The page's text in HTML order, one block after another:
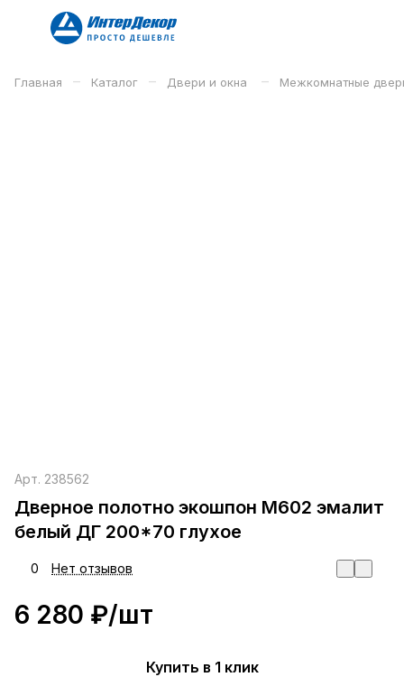
Главная – Каталог – Двери и окна – Межкомнатные
Арт. 238562
Дверное полотно экошпон М602 эмалит
белый ДГ 200*70 глухое
0 Нет отзывов
6 280 ₽/шт
Купить в 1 клик